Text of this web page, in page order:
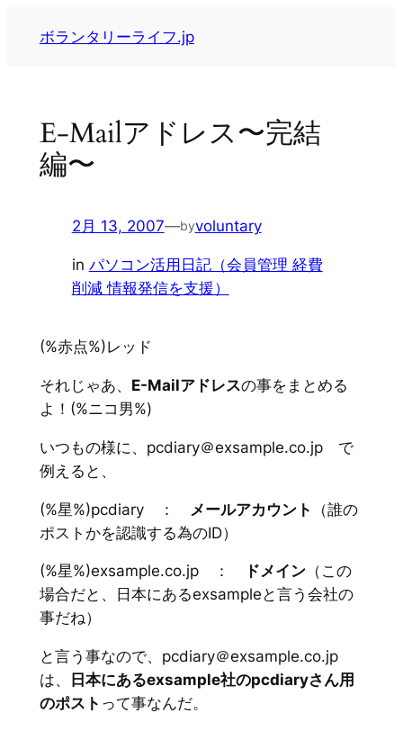
ボランタリーライフ.jp
E-Mailアドレス〜完結
編〜
2月 13, 2007—byvoluntary
in パソコン活用日記（会員管理 経費
削減 情報発信を支援）
(%赤点%)レッド
それじゃあ、 E-Mailアドレスの事をまとめる
よ！(%ニコ男%)
いつもの様に、pcdiary＠exsample.co.jp で
例えると、
(%星%)pcdiary ： メールアカウント
（誰の
ポストかを認識する為のID）
(%星%)exsample.co.jp ： ドメイン（この
場合だと、日本にあるexsampleと言う会社の
事だね）
と言う事なので、pcdiary＠exsample.co.jp
は、
日本にあるexsample社のpcdiaryさん用
のポスト って事なんだ。